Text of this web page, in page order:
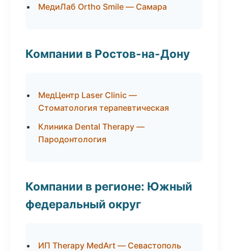
МедиЛаб Ortho Smile — Самара
Компании в Ростов-на-Дону
МедЦентр Laser Clinic —
Стоматология терапевтическая
Клиника Dental Therapy —
Пародонтология
Компании в регионе: Южный
федеральный округ
ИП Therapy MedArt — Севастополь